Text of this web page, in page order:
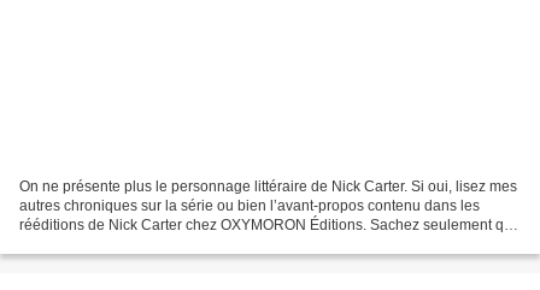
On ne présente plus le personnage littéraire de Nick Carter. Si oui, lisez mes
autres chroniques sur la série ou bien l’avant-propos contenu dans les
rééditions de Nick Carter chez OXYMORON Éditions. Sachez seulement que